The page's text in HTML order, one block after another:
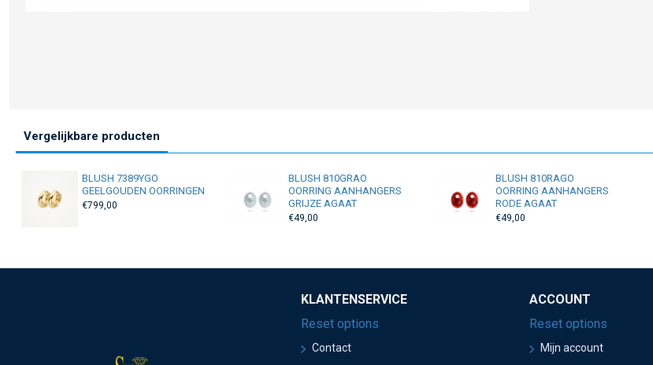
Vergelijkbare producten
BLUSH 7389YGO
GEELGOUDEN OORRINGEN
€799,00
BLUSH 810GRAO
OORRING AANHANGERS
GRIJZE AGAAT
€49,00
BLUSH 810RAGO
OORRING AANHANGERS
RODE AGAAT
€49,00
KLANTENSERVICE
Reset options
Contact
ACCOUNT
Reset options
Mijn account